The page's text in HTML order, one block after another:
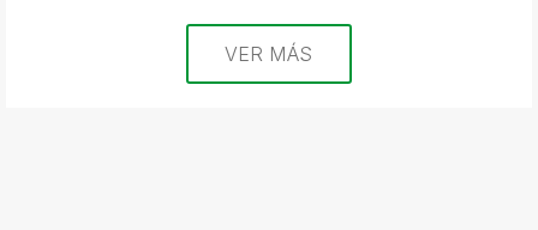
VER MÁS